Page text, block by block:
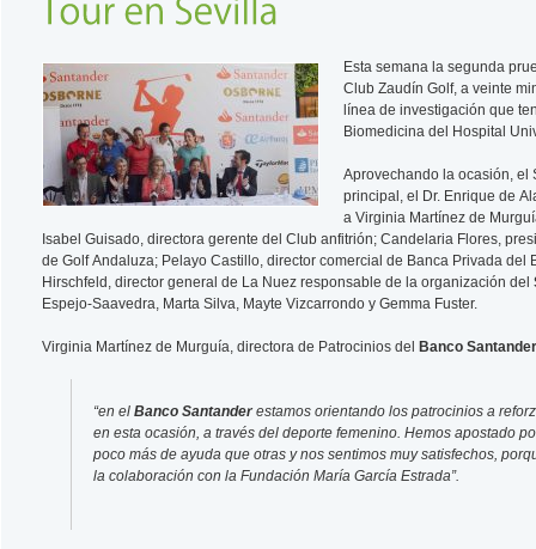
Esta semana la segunda
Club Zaudín Golf, a veinte
línea de investigación que
Biomedicina del Hospital
Aprovechando la ocasión, el
principal, el Dr. Enrique de
a Virginia Martínez de
Isabel Guisado, directora gerente del Club anfitrión; Candelaria Flores,
de Golf Andaluza; Pelayo Castillo, director comercial de Banca Privada del
Hirschfeld, director general de La Nuez responsable de la organización del
Espejo-Saavedra, Marta Silva, Mayte Vizcarrondo y Gemma Fuster.
Virginia Martínez de Murguía, directora de Patrocinios del Banco
“en el Banco Santanderestamos orientando los patrocinios a
en esta ocasión, a través del deporte femenino. Hemos apostado
poco más de ayuda que otras y nos sentimos muy satisfechos,
la colaboración con la Fundación María García Estrada”.